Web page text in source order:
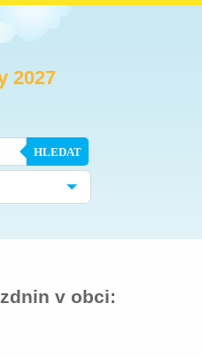
2027
HLEDAT
v obci: